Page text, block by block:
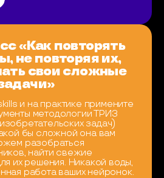
«Как повторять
не повторяя их,
свои сложные
и на практике примените
методологии ТРИЗ
задач)
бы сложной она вам
разобраться
найти свежие
их решения. Никакой воды,
работа ваших нейронок.